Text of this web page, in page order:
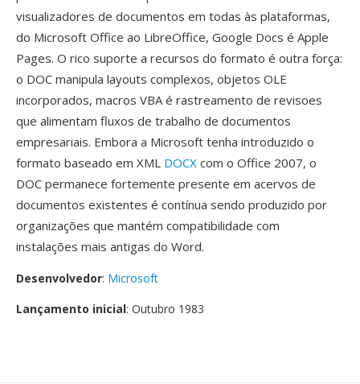
visualizadores de documentos em todas às plataformas,
do Microsoft Office ao LibreOffice, Google Docs é Apple
Pages. O rico suporte a recursos do formato é outra força:
o DOC manipula layouts complexos, objetos OLE
incorporados, macros VBA é rastreamento de revisoes
que alimentam fluxos de trabalho de documentos
empresariais. Embora a Microsoft tenha introduzido o
formato baseado em XML DOCX com o Office 2007, o
DOC permanece fortemente presente em acervos de
documentos existentes é contínua sendo produzido por
organizações que mantém compatibilidade com
instalações mais antigas do Word.
Desenvolvedor: Microsoft
Lançamento inicial: Outubro 1983